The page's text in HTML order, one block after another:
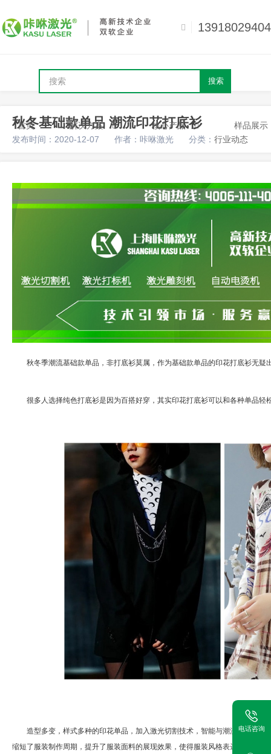
13918029404
搜索
首页 解决方案 核心产品 样品展示
秋冬基础款单品 潮流印花打底衫
发布时间：2020-12-07 作者：咔咻激光 分类： 行业动态
秋冬季潮流基础款单品，非打底衫莫属，作为基础款单品的印花打底衫无疑
很多人选择纯色打底衫是因为百搭好穿，其实印花打底衫可以和各种单品轻
造型多变，样式多种的印花单品，加入激光切割技术，智能与潮流并行。数
缩短了服装制作周期，提升了服装面料的展现效果，使得服装风格表达更加多样
电话咨询